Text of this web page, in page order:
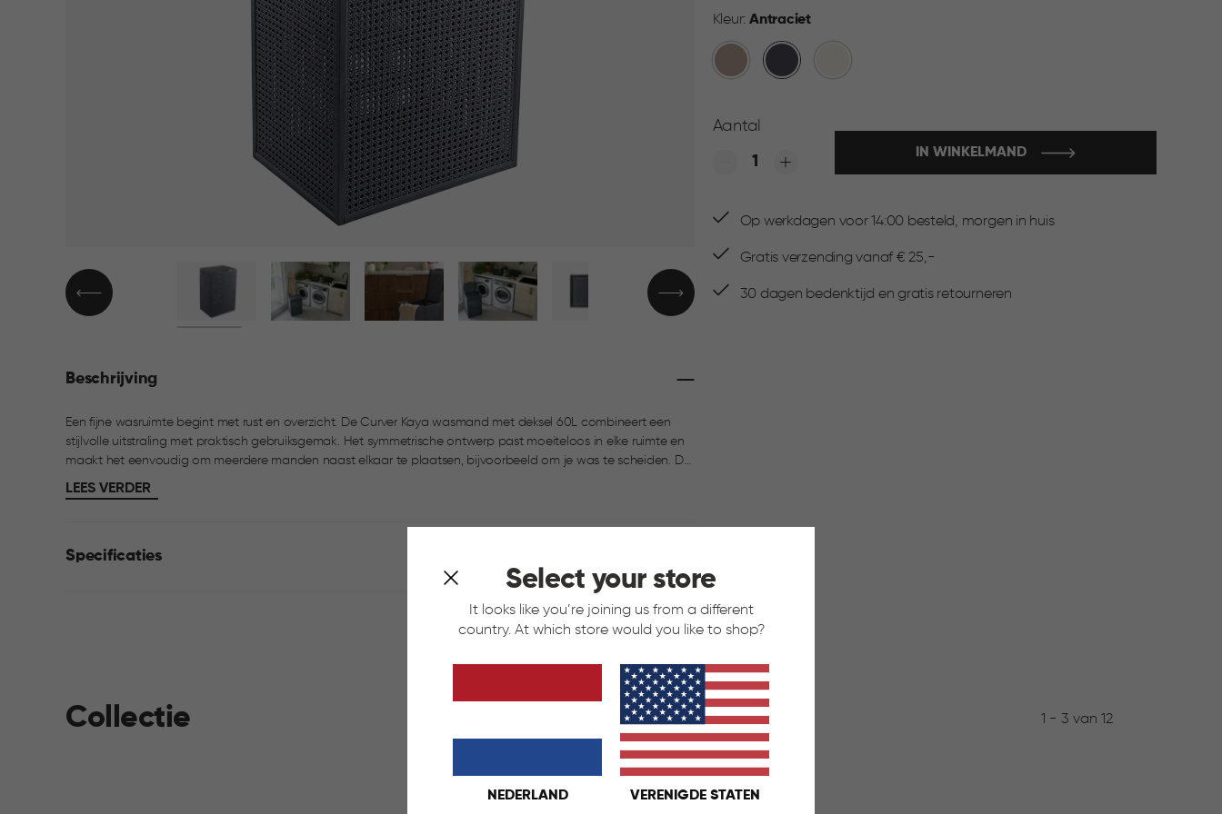
Select your store
It looks like you’re joining us from a different
country. At which store would you like to shop?
NEDERLAND VERENIGDE STATEN
Kleur: Antraciet
Warm
Taupe
Antraciet
Aantal
Quantity:
IN WINKELMAND
Op werkdagen voor 14:00 besteld, morgen in huis
Gratis verzending vanaf € 25,-
30 dagen bedenktijd en gratis retourneren
Beschrijving
Een fijne wasruimte begint met rust en overzicht. De Curver Kaya wasmand met deksel 60L combineert een
stijlvolle uitstraling met praktisch gebruiksgemak. Het symmetrische ontwerp past moeiteloos in elke ruimte en
maakt het eenvoudig om meerdere manden naast elkaar te plaatsen, bijvoorbeeld om je was te scheiden. De
geweven structuur zorgt voor ventilatie, zodat je was fris blijft. De deksel kan op twee manieren worden
gemonteerd, waardoor je zelf kiest aan welke kant het scharnier zit en hoe je de mand opent. Licht, duurzaam
LEES VERDER
Specificaties
Collectie 1 - 3 van 12